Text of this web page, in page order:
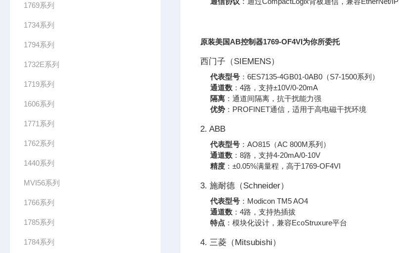
1769系列
1734系列
1794系列
1732E系列
1719系列
1606系列
1771系列
1762系列
1440系列
MVI56系列
1766系列
1785系列
1784系列
原装美国AB控制器1769-OF4VI为你所委托
西门子（SIEMENS）
代表型号 ：6ES7135-4GB01-0AB0（S7-1500系列）
通道数 ：4路，支持±10V/0-20mA
隔离 ：通道间隔离，抗干扰能力强
优势 ：PROFINET通信，适用于高电磁干扰环境
2. ABB
代表型号 ：AO815（AC 800M系列）
通道数 ：8路，支持4-20mA/0-10V
精度 ：±0.05%满量程，高于1769-OF4VI
3. 施耐德（Schneider）
代表型号 ：Modicon TM5 AO4
通道数 ：4路，支持热插拔
特点 ：模块化设计，兼容EcoStruxure平台
4. 三菱（Mitsubishi）